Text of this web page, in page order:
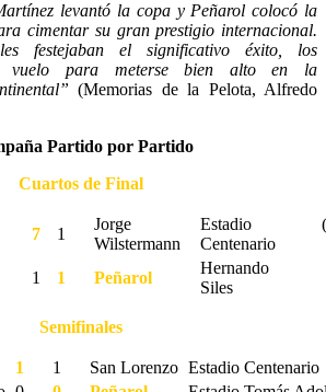
levantó la copa y Peñarol colocó la
cimentar su gran prestigio internacional.
festejaban el significativo éxito, los
vuelo para meterse bien alto en la
(Memorias de la Pelota, Alfredo
Partido por Partido
Cuartos de Final
7 1
Jorge
Wilstermann
Estadio
Centenario
1 1 Peñarol
Hernando
Siles
Semifinales
1 1 San Lorenzo Estadio Centenario